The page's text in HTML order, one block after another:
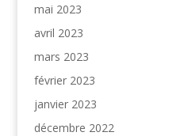
mai 2023
avril 2023
mars 2023
février 2023
janvier 2023
décembre 2022